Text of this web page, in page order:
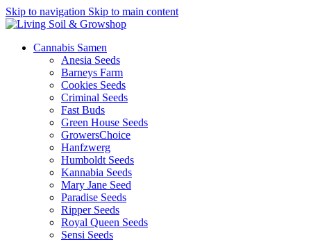
Skip to navigation Skip to main content
Cannabis Samen
Anesia Seeds
Barneys Farm
Cookies Seeds
Criminal Seeds
Fast Buds
Green House Seeds
GrowersChoice
Hanfzwerg
Humboldt Seeds
Kannabia Seeds
Mary Jane Seed
Paradise Seeds
Ripper Seeds
Royal Queen Seeds
Sensi Seeds